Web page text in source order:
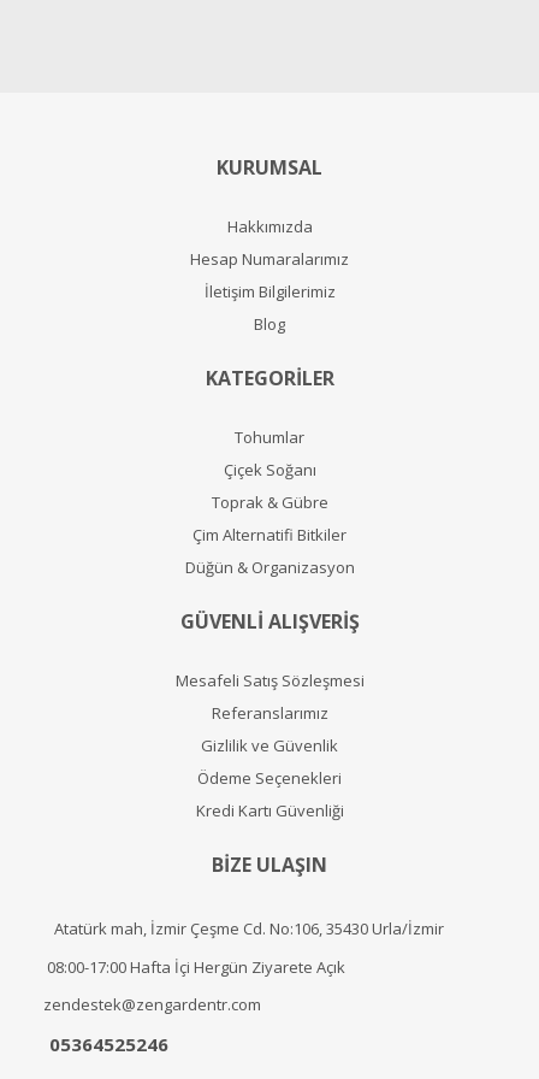
KURUMSAL
Hakkımızda
Hesap Numaralarımız
İletişim Bilgilerimiz
Blog
KATEGORİLER
Tohumlar
Çiçek Soğanı
Toprak & Gübre
Çim Alternatifi Bitkiler
Düğün & Organizasyon
GÜVENLİ ALIŞVERİŞ
Mesafeli Satış Sözleşmesi
Referanslarımız
Gizlilik ve Güvenlik
Ödeme Seçenekleri
Kredi Kartı Güvenliği
BİZE ULAŞIN
Atatürk mah, İzmir Çeşme Cd. No:106, 35430 Urla/İzmir
08:00-17:00 Hafta İçi Hergün Ziyarete Açık
zendestek@zengardentr.com
05364525246